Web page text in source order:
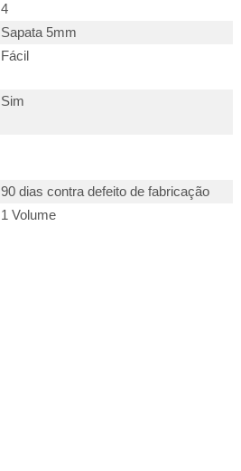
4
Sapata 5mm
Fácil
Sim
90 dias contra defeito de fabricação
1 Volume